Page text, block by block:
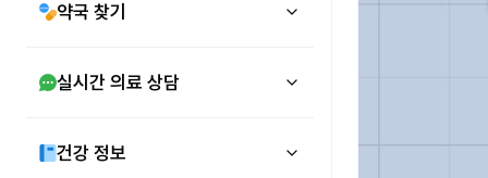
약국 찾기
실시간 의료 상담
건강 정보